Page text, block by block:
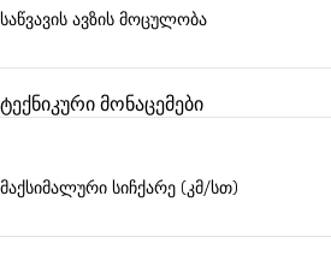
საწვავის ავზის მოცულობა
ტექნიკური მონაცემები
მაქსიმალური სიჩქარე (კმ/სთ)